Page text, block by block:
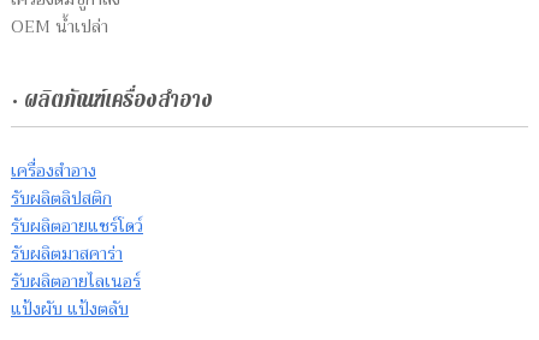
OEM น้ำเปล่า
• ผลิตภัณฑ์เครื่องสำอาง
เครื่องสำอาง
รับผลิตลิปสติก
รับผลิตอายแชร์โดว์
รับผลิตมาสคาร่า
รับผลิตอายไลเนอร์
แป้งผับ แป้งตลับ